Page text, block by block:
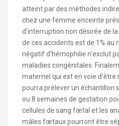
atteint par des méthodes
chez une femme enceinte
d'interruption non désirée de
de ces accidents est de 1% au
négatif d'hémophilie n'exclut
maladies congénitales.
maternel qui est en voie d'être
pourra prélever un échantillon
ou 8 semaines de gestation
cellules de sang fœtal et les
mâles fœtaux pourront être